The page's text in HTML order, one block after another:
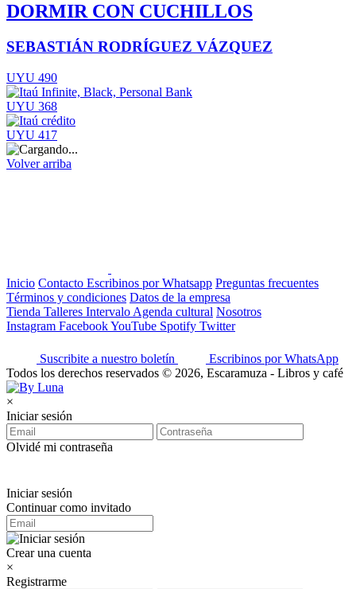
DORMIR CON CUCHILLOS
SEBASTIÁN RODRÍGUEZ VÁZQUEZ
UYU 490
UYU 368
UYU 417
Volver arriba
Inicio Contacto Escribinos por Whatsapp Preguntas frecuentes
Términos y condiciones Datos de la empresa
Tienda Talleres Intervalo Agenda cultural Nosotros
Instagram FacebookYouTube Spotify Twitter
Suscribite a nuestro boletín
Escribinos por WhatsApp
Todos los derechos reservados © 2026, Escaramuza - Libros y café
×
Iniciar sesión
Olvidé mi contraseña
Iniciar sesión
Continuar como invitado
Crear una cuenta
×
Registrarme